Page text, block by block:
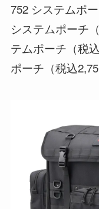
752 システムポ
システムポーチ
テムポーチ（税
ポーチ（税込